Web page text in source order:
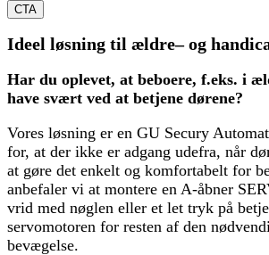
CTA
Ideel løsning til ældre– og
Har du oplevet, at beboere, f.eks. i
have svært ved at betjene dørene?
Vores løsning er en GU Secury
for, at der ikke er adgang udefra, når
at gøre det enkelt og komfortabelt for
anbefaler vi at montere en A-åbner
vrid med nøglen eller et let tryk på
servomotoren for resten af den
bevægelse.